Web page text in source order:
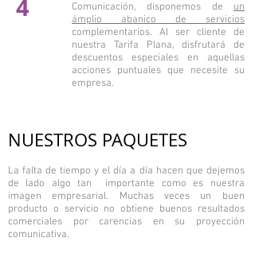
Comunicación, disponemos de un
ámplio abanico de servicios
complementarios. Al ser cliente de
nuestra Tarifa Plana, disfrutará de
descuentos especiales en aquellas
acciones puntuales que necesite su
empresa.
NUESTROS PAQUETES
La falta de tiempo y el día a día hacen que dejemos
de lado algo tan importante como es nuestra
imagen empresarial. Muchas veces un buen
producto o servicio no obtiene buenos resultados
comerciales por carencias en su proyección
comunicativa.
4